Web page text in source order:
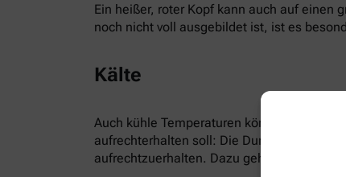
Ein heißer, roter Kopf kann auch auf einen
noch nicht voll ausgebildet ist, ist es
Kälte
Auch kühle Temperaturen können für rote
aufrechterhalten soll: Die Durchblutung
aufrechtzuerhalten. Dazu gehören neben